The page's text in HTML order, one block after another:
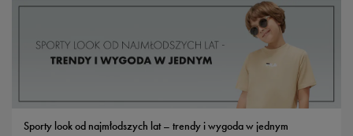
Sporty look od najmłodszych lat – trendy i wygoda w jednym